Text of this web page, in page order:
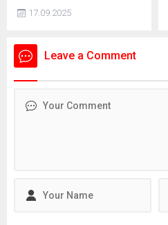
eden ve kaçmaya çalışırken
bir aracın çarpmasına neden
yaşındaki E.S. gözaltına
alındı. Şüpheliler, adliyeye
17.09.2025
Leave a Comment